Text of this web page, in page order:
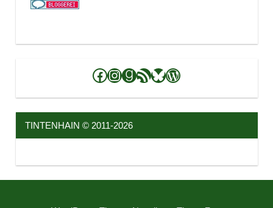
Facebook
Instagram
Goodreads
RSS-Feed
Bluesky
WordPress
TINTENHAIN © 2011-2026